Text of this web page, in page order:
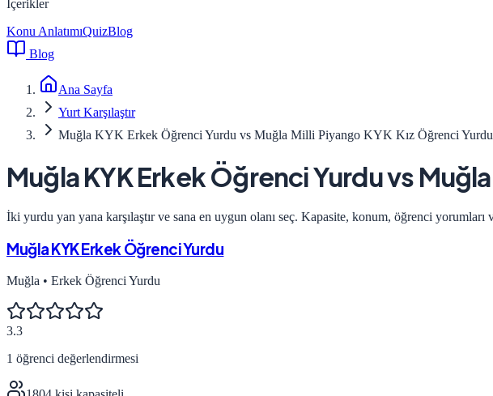
İçerikler
Konu AnlatımıQuizBlog
Blog
Ana Sayfa
Yurt Karşılaştır
Muğla KYK Erkek Öğrenci Yurdu vs Muğla Milli Piyango KYK Kız Öğrenci Yurdu
Muğla KYK Erkek Öğrenci Yurduvs
İki yurdu yan yana karşılaştır ve sana en uygun olanı seç. Kapasite, konum, öğrenci yorumları
Muğla KYK Erkek Öğrenci Yurdu
Muğla • Erkek Öğrenci Yurdu
3.3
1 öğrenci değerlendirmesi